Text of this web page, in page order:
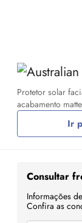
Protetor solar
acabamento
Ir
Consultar
Informações
Confira as